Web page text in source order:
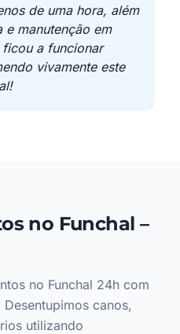
de uma hora, além
manutenção em
a funcionar
vivamente este
no Funchal –
no Funchal 24h com
canos,
utilizando